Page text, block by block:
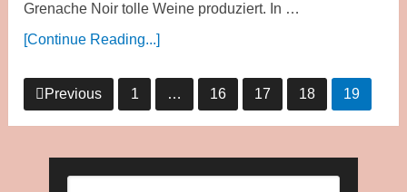
Grenache Noir tolle Weine produziert. In …
[Continue Reading...]
Seitennummerierung
der
Beiträge
Previous 1 … 16 17 18 19